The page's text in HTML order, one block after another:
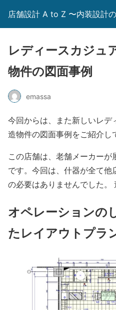
店舗設計 A to Z 〜内装設計
レディースカジュ
物件の図面事例
emassa
今回からは、また新しいレデ
造物件の図面事例をご紹介し
この店舗は、老舗メーカー
です。今回は、什器が全て
の必要はありませんでした。
オペレーションの
たレイアウトプラ